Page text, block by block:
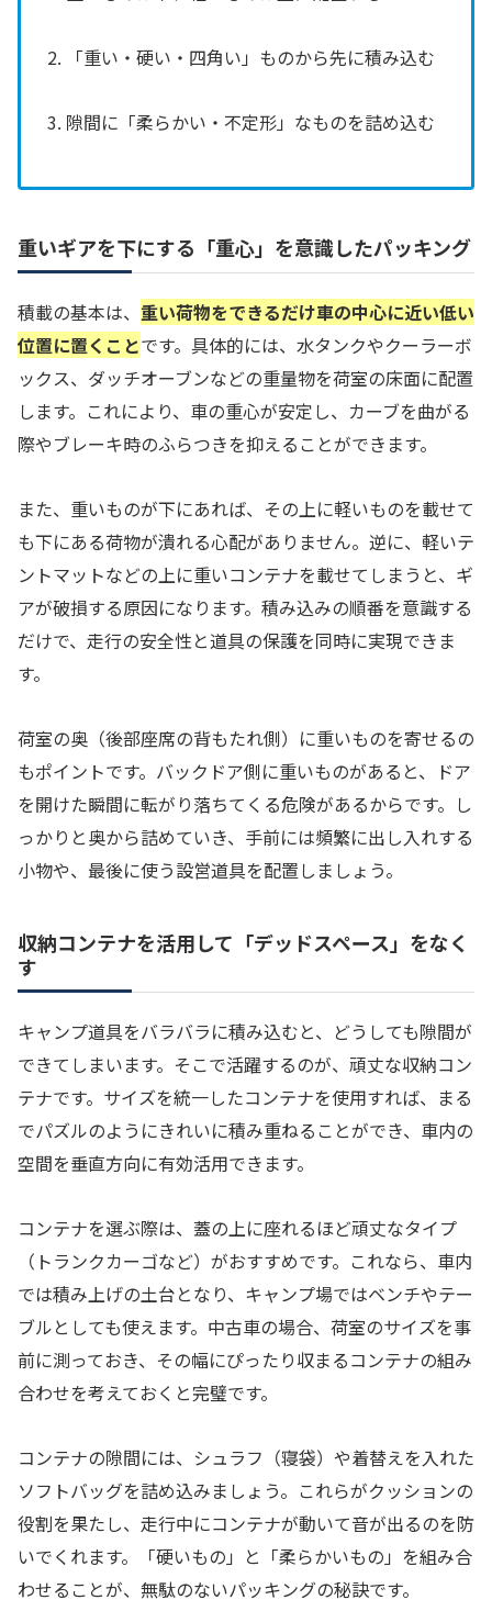
2. 「重い・硬い・四角い」ものから先に積み込む
3. 隙間に「柔らかい・不定形」なものを詰め込む
重いギアを下にする「重心」を意識したパッキング
積載の基本は、 重い荷物をできるだけ車の中心に近い低い
位置に置くことです。具体的には、水タンクやクーラーボ
ックス、ダッチオーブンなどの重量物を荷室の床面に配置
します。これにより、車の重心が安定し、カーブを曲がる
際やブレーキ時のふらつきを抑えることができます。
また、重いものが下にあれば、その上に軽いものを載せて
も下にある荷物が潰れる心配がありません。逆に、軽いテ
ントマットなどの上に重いコンテナを載せてしまうと、ギ
アが破損する原因になります。積み込みの順番を意識する
だけで、走行の安全性と道具の保護を同時に実現できま
す。
荷室の奥（後部座席の背もたれ側）に重いものを寄せるの
もポイントです。バックドア側に重いものがあると、ドア
を開けた瞬間に転がり落ちてくる危険があるからです。し
っかりと奥から詰めていき、手前には頻繁に出し入れする
小物や、最後に使う設営道具を配置しましょう。
収納コンテナを活用して「デッドスペース」をなく
す
キャンプ道具をバラバラに積み込むと、どうしても隙間が
できてしまいます。そこで活躍するのが、頑丈な収納コン
テナです。サイズを統一したコンテナを使用すれば、まる
でパズルのようにきれいに積み重ねることができ、車内の
空間を垂直方向に有効活用できます。
コンテナを選ぶ際は、蓋の上に座れるほど頑丈なタイプ
（トランクカーゴなど）がおすすめです。これなら、車内
では積み上げの土台となり、キャンプ場ではベンチやテー
ブルとしても使えます。中古車の場合、荷室のサイズを事
前に測っておき、その幅にぴったり収まるコンテナの組み
合わせを考えておくと完璧です。
コンテナの隙間には、シュラフ（寝袋）や着替えを入れた
ソフトバッグを詰め込みましょう。これらがクッションの
役割を果たし、走行中にコンテナが動いて音が出るのを防
いでくれます。「硬いもの」と「柔らかいもの」を組み合
わせることが、無駄のないパッキングの秘訣です。